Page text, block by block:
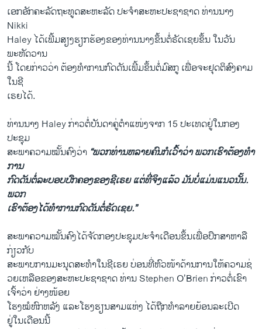
ລາຍງານ
ພາສາຕ່າງໆ
ເອກ​ອັກຄະ​ລັດຖະທູດ​ສະຫະລັດ ປະຈຳ​ສະຫະ​ປະຊາ​ຊາດ ທ່ານ​ນາງ
Nikki
Haley ​ໄດ້​ເພີ້ມ​ສຽງ​ຮຽກຮ້ອງຂອງ​ທ່ານ​ນາງຂຶ້ນ​ຕໍ່ຣັດ​ເຊຍຂຶ້ນ ​ໃນ​ວັນ​
ພະຫັດ​ວານ
​ນີ້ ​ໂດຍ​ກ່າວ​ວ່າ ຕ້ອງທໍາ​ການ​ກົດ​ດັນ​ເພີ້​ມຂຶ້ນຕໍ່ມົສກູ ເພື່ອຈະ​ຢຸດ​ຕິສົງຄາມ​
ໃນ​ຊີ
​ເຣຍ​ໄດ້.
ທ່ານ​ນາງ Haley ກ່າວ​ຕໍ່​ບັນດາ​ຄູ່​ຕຳ​ແໜ່​ງຈາກ 15 ປະ​ເທດຢູ່​ໃນກອງ​
ປະຊຸມ​
ສະພາ​ຄວາມ​ໝັ້ນຄົງ​ວ່າ “ພວກ​ທ່ານ​ຫລາຍ​ຄົນກໍ​ເວົ້າ​ວ່າ ພວກ​ເຮົາ​ຕ້ອງທໍາ​
ການ​
ກົດ​ດັນຕໍ່ລະບອບປົກຄອງ​ຂອງ​ຊີ​ເຣຍ ​ແຕ່​ທີ່​ຈິງ​ແລ້ວ​ ມັນ​ບໍ່​ແມ່ນ​ແນວ​ນັ້ນ.
ພວກ​
ເຮົາຕ້ອງ​ໄດ້​ທໍາ​ການ​ກົດ​ດັນຕໍ່ຣັດ​ເຊຍ.”
ສະພາ​ຄວາມ​ໝັ້ນຄົງ​ໄດ້​ຈັດ​ກອງ​ປະຊຸມ​ປະຈຳ​ເດືອນຂຶ້ນ​ເພື່ອ​ປຶກ​ສາຫາລື
ກ່ຽວກັບ
​ສະພາບ​ການ​ມະນຸດສະທຳ​ໃນ​ຊີ​ເຣຍ ບ່ອນທີ່​ຫົວໜ້າດ້ານການ​ໃຫ້​ຄວາມ​ຊ່​
ວຍ​ເຫລືອ​ຂອງສະຫະ​ປະຊາ​ຊາດ ທ່ານ Stephen O’Brien ກ່າວ​ຕໍ່​ເຂົາ​
ເຈົ້າ​ວ່າ​ ຢ່າງ​ໜ້ອຍ ​
ໂຮງ​ໝໍ​ຫົກ​ຫລັງ ​ແລະໂຮງຮຽນ​ສາມ​ແຫ່ງ ​ໄດ້​ຖືກທໍາ​ລາຍ​ຍ້ອນລະ​ເບີດ
ຢູ່ໃນເດືອນ​ນີ້ ​